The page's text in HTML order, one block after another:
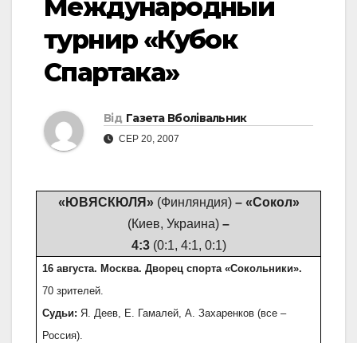
Международный
турнир «Кубок
Спартака»
Від Газета Вболівальник
СЕР 20, 2007
«ЮВЯСКЮЛЯ» (Финляндия)– «Сокол»
(Киев, Украина) –
4:3 (0:1, 4:1, 0:1)
16 августа. Москва. Дворец спорта «Сокольники».
70 зрителей.
Судьи: Я. Деев, Е. Гамалей, А. Захаренков (все –
Россия).